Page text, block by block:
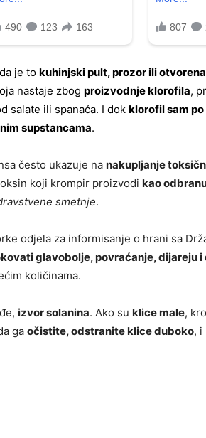
je to kuhinjski pult, prozor ili
nastaje zbog proizvodnje klorofila,
salate ili spanaća. I dok klorofil sam
supstancama.
često ukazuje na nakupljanje
koji krompir proizvodi kao
smetnje.
odjela za informisanje o hrani sa
glavobolje, povraćanje, dijareju
količinama.
izvor solanina. Ako su klice male,
ga očistite, odstranite klice duboko, i